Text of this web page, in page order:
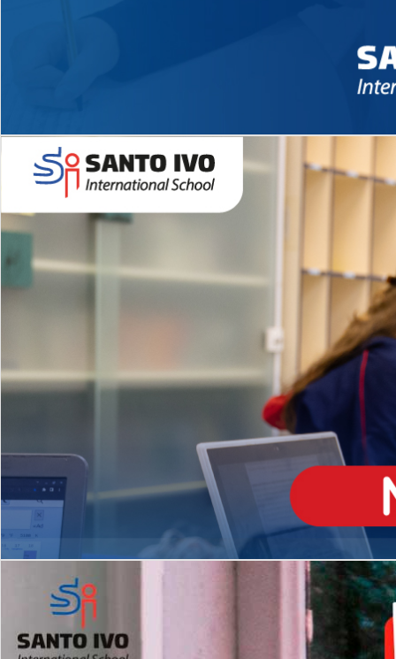
Novidades 2026 High School
Matrículas Abertas 2026
EDUCAÇÃO INFANTIL
Inglês todos os dias
MÉDIO
igh School
Dupla Diplomação
2º AO 5º ANO FUNDAMENTAL